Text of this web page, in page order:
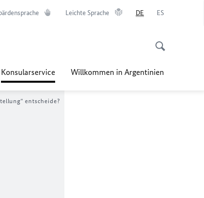
Leichte Sprache DE ES
Konsularservice Willkommen in Argentinien
entscheide?